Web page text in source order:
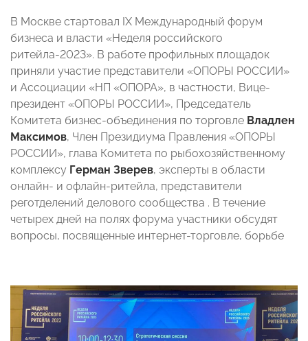
В Москве стартовал IX Международный форум
бизнеса и власти «Неделя российского
ритейла-2023». В работе профильных площадок
приняли участие представители «ОПОРЫ РОССИИ»
и Ассоциации «НП «ОПОРА», в частности, Вице-
президент «ОПОРЫ РОССИИ», Председатель
Комитета бизнес-объединения по торговле Владлен
Максимов, Член Президиума Правления «ОПОРЫ
РОССИИ», глава Комитета по рыбохозяйственному
комплексу Герман Зверев, эксперты в области
онлайн- и офлайн-ритейла, представители
реготделений делового сообщества . В течение
четырех дней на полях форума участники обсудят
вопросы, посвященные интернет-торговле, борьбе